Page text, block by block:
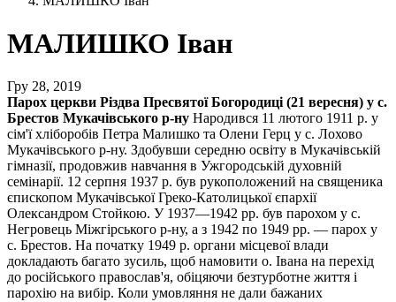
МАЛИШКО Іван
Гру 28, 2019
Парох церкви Різдва Пресвятої Богородиці (21 вересня) у с.
Брестов Мукачівського р-ну Народився 11 лютого 1911 р. у
сім'ї хліборобів Петра Малишко та Олени Герц у с. Лохово
Мукачівського р-ну. Здобувши середню освіту в Мукачівській
гімназії, продовжив навчання в Ужгородській духовній
семінарії. 12 серпня 1937 р. був рукоположений на священика
єпископом Мукачівської Греко-Католицької єпархії
Олександром Стойкою. У 1937—1942 рр. був парохом у с.
Негровець Міжгірського р-ну, а з 1942 по 1949 рр. — парох у
с. Брестов. На початку 1949 р. органи місцевої влади
докладають багато зусиль, щоб намовити о. Івана на перехід
до російського православ'я, обіцяючи безтурботне життя і
парохію на вибір. Коли умовляння не дали бажаних